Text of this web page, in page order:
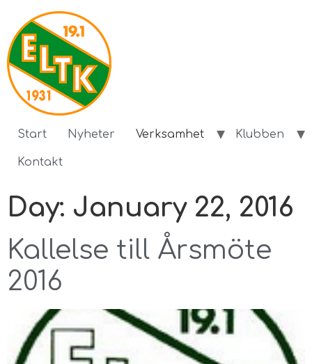
Start Nyheter Verksamhet Klubben
Kontakt
Day: January 22, 2016
Kallelse till Årsmöte
2016